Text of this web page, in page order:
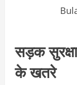
सड़क
के खतरे